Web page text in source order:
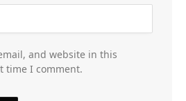
and website in this
time I comment.